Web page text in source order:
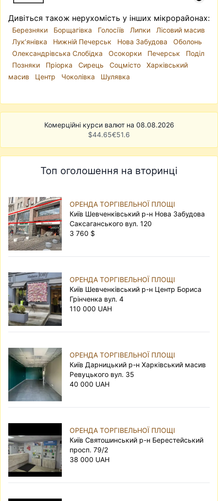
Дивіться також нерухомість у інших мікрорайонах:
Березняки Борщагівка Голосіїв Липки
Лісовий масив
Лук’янівка
Нижній Печерськ Нова Забудова
Оболонь
Олександрівська Слобідка
Осокорки Печерськ
Поділ
Позняки
Пріорка Сирець Соцмісто
Харківський
масив
Центр Чоколівка Шулявка
Комерційні курси валют на 08.08.2026
$44.65€51.6
Топ оголошення на вторинці
ОРЕНДА ТОРГІВЕЛЬНОЇ ПЛОЩІ
Київ Шевченківський р-н Нова Забудова
Саксаганського вул. 120
3 760 $
ОРЕНДА ТОРГІВЕЛЬНОЇ ПЛОЩІ
Київ Шевченківський р-н Центр Бориса
Грінченка вул. 4
110 000 UAH
ОРЕНДА ТОРГІВЕЛЬНОЇ ПЛОЩІ
Київ Дарницький р-н Харківський масив
Ревуцького вул. 35
40 000 UAH
ОРЕНДА ТОРГІВЕЛЬНОЇ ПЛОЩІ
Київ Святошинський р-н Берестейський
просп. 79/2
38 000 UAH